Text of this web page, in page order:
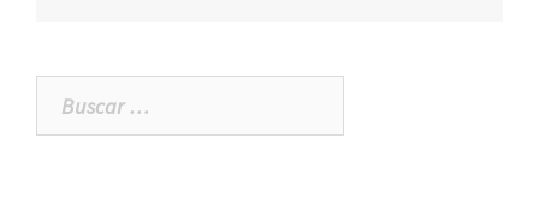
Buscar: